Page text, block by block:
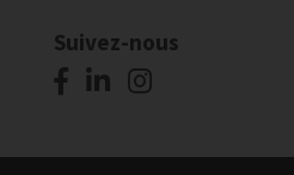
Suivez-nous